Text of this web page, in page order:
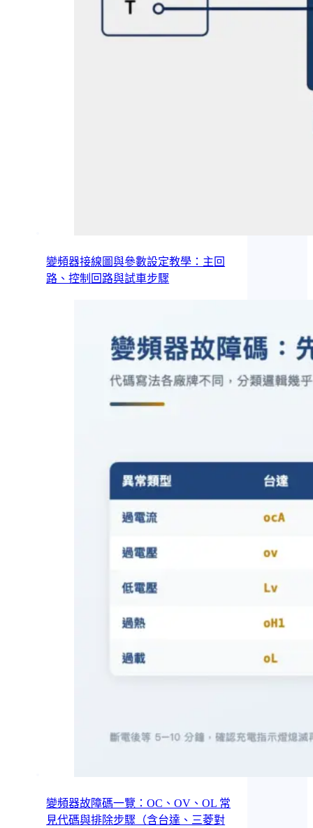
變頻器接線圖與參數設定教學：主回
路、控制回路與試車步驟
變頻器故障碼一覽：OC、OV、OL 常
見代碼與排除步驟（含台達、三菱對